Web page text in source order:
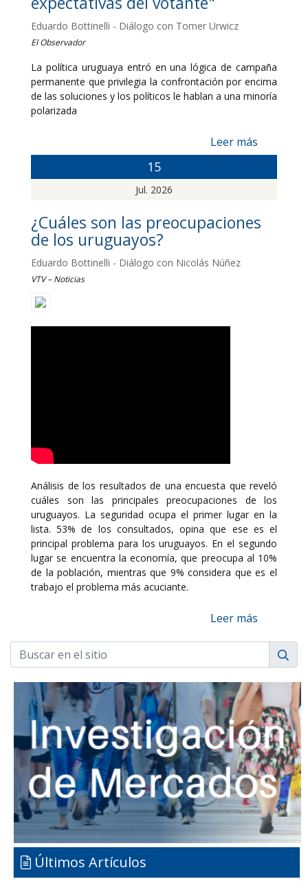
Eduardo Bottinelli - Diálogo con Tomer Urwicz
El Observador
La política uruguaya entró en una lógica de campaña
permanente que privilegia la confrontación por encima
de las soluciones y los políticos le hablan a una minoría
polarizada
Leer más
15
Jul. 2026
¿Cuáles son las preocupaciones
de los uruguayos?
Eduardo Bottinelli - Diálogo con Nicolás Núñez
VTV – Noticias
Análisis de los resultados de una encuesta que reveló
cuáles son las principales preocupaciones de los
uruguayos. La seguridad ocupa el primer lugar en la
lista. 53% de los consultados, opina que ese es el
principal problema para los uruguayos. En el segundo
lugar se encuentra la economía, que preocupa al 10%
de la población, mientras que 9% considera que es el
trabajo el problema más acuciante.
Leer más
Últimos Artículos